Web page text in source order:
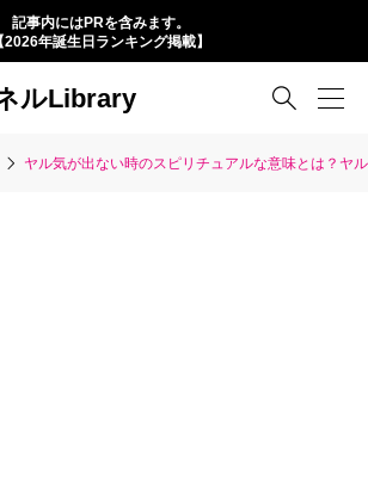
記事内にはPRを含みます。
【2026年誕生日ランキング掲載】
ルLibrary 
ヤル気が出ない時のスピリチュアルな意味とは？ヤ